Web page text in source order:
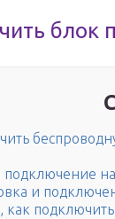
блок
подключение
и
как